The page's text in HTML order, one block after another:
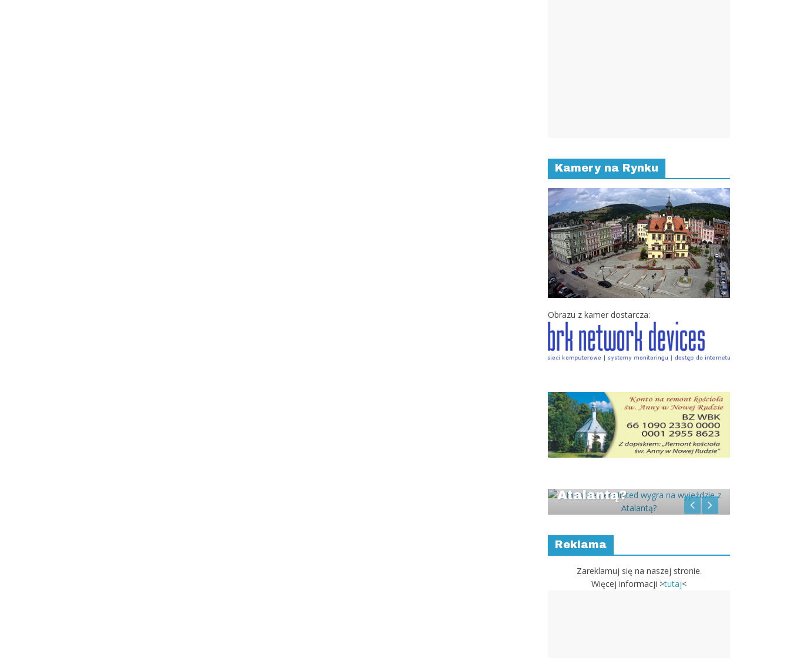
Kamery na Rynku
Obrazu z kamer dostarcza:
Atalantą?
Reklama
Zareklamuj się na naszej stronie.
Więcej informacji >tutaj<